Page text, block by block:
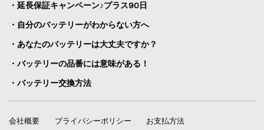
・延長保証キャンペーン♪プラス90日
・自分のバッテリーがわからない方へ
・あなたのバッテリーは大丈夫ですか？
・バッテリーの品番には意味がある！
・バッテリー交換方法
会社概要 プライバシーポリシー
お支払方法